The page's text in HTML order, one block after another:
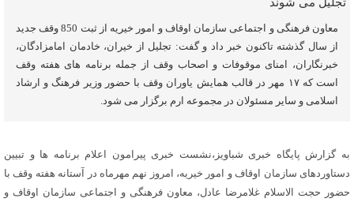
معاون فرهنگی و اجتماعی سازمان اوقاف و امور خیریه از ثبت 850 وقف جدید
از سال گذشته تاکنون خبر داد و گفت: تجلیل از خیران، خادمان امامزادگان،
خبرنگاران، امنای موقوفات و اصحاب وقف از جمله برنامه های هفته وقف
است که ۱۷ مهر در قالب همایش یاوران وقف با حضور وزیر فرهنگ و ارشاد
اسلامی و سایر مسئولان در مجموعه ارم برگزار می شود.
به گزارش پایگاه خبری شباویز،نشست خبری پیرامون اعلام برنامه ها و تبیین
دستاوردهای سازمان اوقاف و امور خیریه، امروز نهم مهرماه در آستانه هفته وقف با
حضور حجت الاسلام غلامرضا عادل، معاون فرهنگی و اجتماعی سازمان اوقاف و